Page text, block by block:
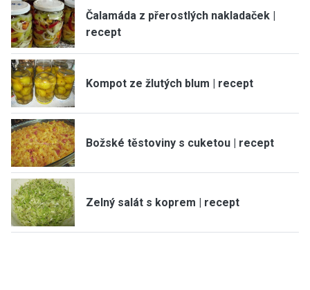
Čalamáda z přerostlých nakladaček |
recept
Kompot ze žlutých blum | recept
Božské těstoviny s cuketou | recept
Zelný salát s koprem | recept